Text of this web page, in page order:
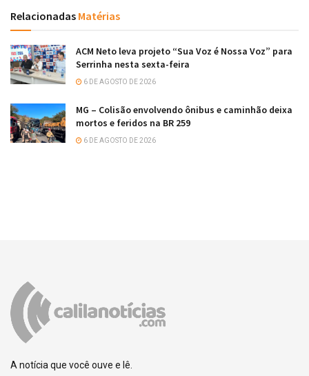
Relacionadas Matérias
ACM Neto leva projeto “Sua Voz é Nossa Voz” para
Serrinha nesta sexta-feira
6 DE AGOSTO DE 2026
MG – Colisão envolvendo ônibus e caminhão deixa
mortos e feridos na BR 259
6 DE AGOSTO DE 2026
A notícia que você ouve e lê.